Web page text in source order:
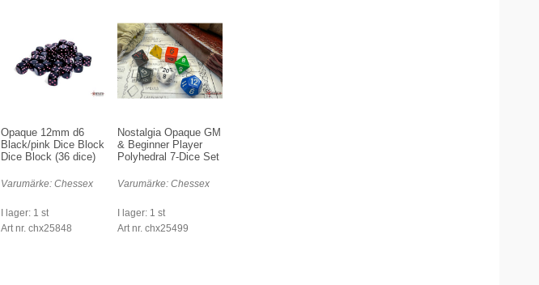
Opaque 12mm d6
Black/pink Dice Block
Dice Block (36 dice)
Varumärke: Chessex
I lager: 1 st
Art nr. chx25848
Nostalgia Opaque GM
& Beginner Player
Polyhedral 7-Dice Set
Varumärke: Chessex
I lager: 1 st
Art nr. chx25499